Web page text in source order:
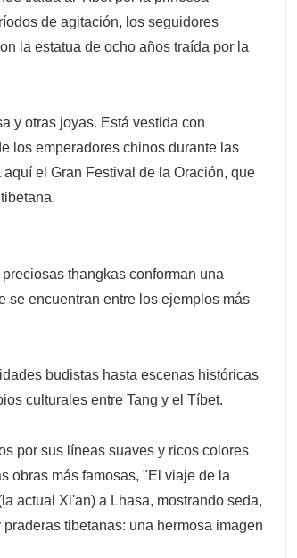
de agitación, los seguidores
la estatua de ocho años traída por la
y otras joyas. Está vestida con
los emperadores chinos durante las
el Gran Festival de la Oración, que
thangkas conforman una
se encuentran entre los ejemplos más
budistas hasta escenas históricas
culturales entre Tang y el Tíbet.
por sus líneas suaves y ricos colores
obras más famosas, "El viaje de la
actual Xi'an) a Lhasa, mostrando seda,
tibetanas: una hermosa imagen